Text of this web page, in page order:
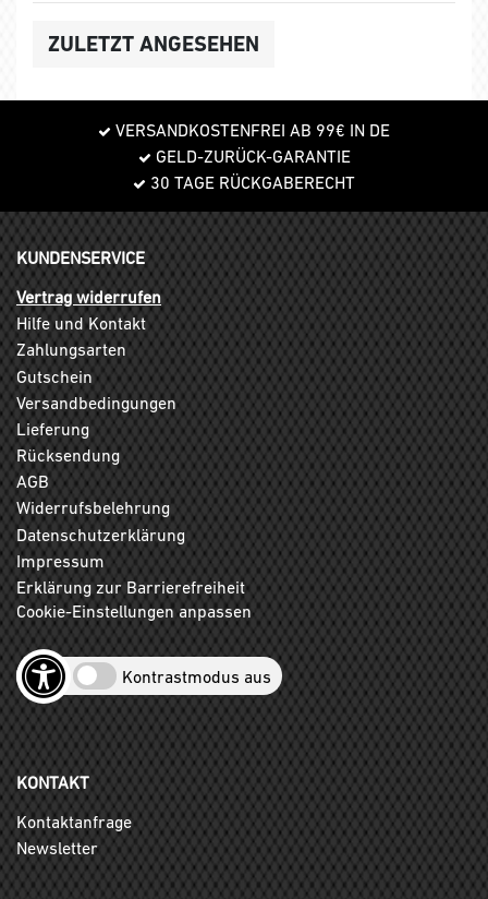
ZULETZT ANGESEHEN
VERSANDKOSTENFREI AB 99€ IN DE
GELD-ZURÜCK-GARANTIE
30 TAGE RÜCKGABERECHT
KUNDENSERVICE
Vertrag widerrufen
Hilfe und Kontakt
Zahlungsarten
Gutschein
Versandbedingungen
Lieferung
Rücksendung
AGB
Widerrufsbelehrung
Datenschutzerklärung
Impressum
Erklärung zur Barrierefreiheit
Cookie-Einstellungen anpassen
Kontrastmodus aus
KONTAKT
Kontaktanfrage
Newsletter